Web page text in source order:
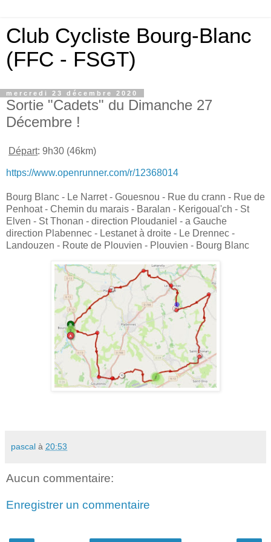
Club Cycliste Bourg-Blanc
(FFC - FSGT)
mercredi 23 décembre 2020
Sortie "Cadets" du Dimanche 27
Décembre !
Départ: 9h30 (46km)
https://www.openrunner.com/r/12368014
Bourg Blanc - Le Narret - Gouesnou - Rue du crann - Rue de
Penhoat - Chemin du marais - Baralan - Kerigoual'ch - St
Elven - St Thonan - direction Ploudaniel - a Gauche
direction Plabennec - Lestanet à droite - Le Drennec -
Landouzen - Route de Plouvien - Plouvien - Bourg Blanc
pascal à 20:53
Aucun commentaire:
Enregistrer un commentaire